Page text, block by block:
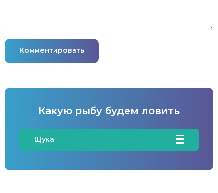
Комментировать
Какую рыбу будем ловить
Щука